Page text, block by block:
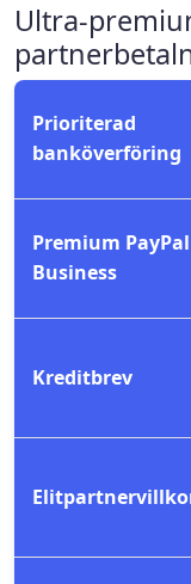
Ultra-
Prioriterad
banköverföring
Premium PayPal
Business
Kreditbrev